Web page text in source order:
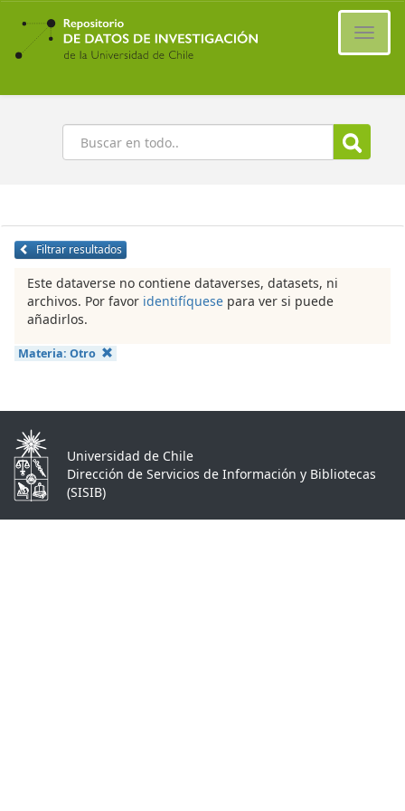
Ir
contenido
principal
Buscar
Filtrar resultados
Este dataverse no contiene dataverses, datasets, ni
archivos. Por favor identifíquese para ver si puede
añadirlos.
Materia: Otro
Universidad de Chile
Dirección de Servicios de Información y Bibliotecas
(SISIB)